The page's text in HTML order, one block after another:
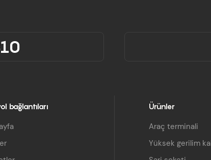
bağlantıları Ürünler
Araç terminali
Yüksek gerilim